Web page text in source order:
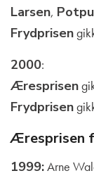
Larsen,
Frydprisen
2000:
Æresprisen
Frydprisen
Æresprisen
1999:Arne